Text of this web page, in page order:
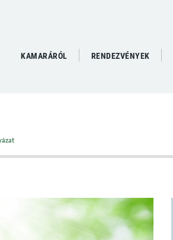
KAMARÁRÓL RENDEZVÉNYEK